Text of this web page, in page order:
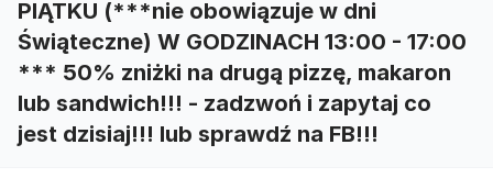
PIĄTKU (***nie obowiązuje w dni
Świąteczne) W GODZINACH 13:00 - 17:00
*** 50% zniżki na drugą pizzę, makaron
lub sandwich!!! - zadzwoń i zapytaj co
jest dzisiaj!!! lub sprawdź na FB!!!